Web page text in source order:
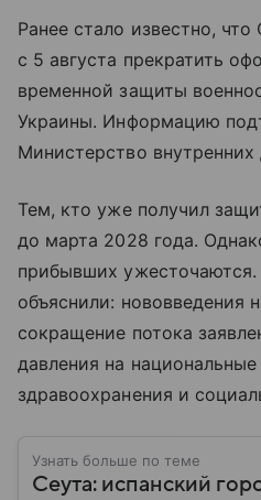
Ранее стало известно, что
с 5 августа прекратить
временной защиты
Украины. Информацию
Министерство внутренних
Тем, кто уже получил
до марта 2028 года.
прибывших
объяснили: нововведения
сокращение потока
давления на
здравоохранения и
Узнать больше по теме
Сеута: испанский